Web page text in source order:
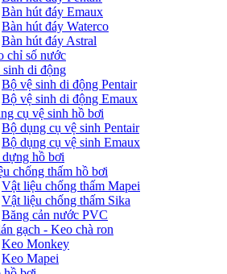
Bàn hút đáy Emaux
Bàn hút đáy Waterco
Bàn hút đáy Astral
chỉ số nước
di động
Bộ vệ sinh di động Pentair
Bộ vệ sinh di động Emaux
cụ vệ sinh hồ bơi
Bộ dụng cụ vệ sinh Pentair
Bộ dụng cụ vệ sinh Emaux
hồ bơi
chống thấm hồ bơi
Vật liệu chống thấm Mapei
Vật liệu chống thấm Sika
Băng cản nước PVC
gạch - Keo chà ron
Keo Monkey
Keo Mapei